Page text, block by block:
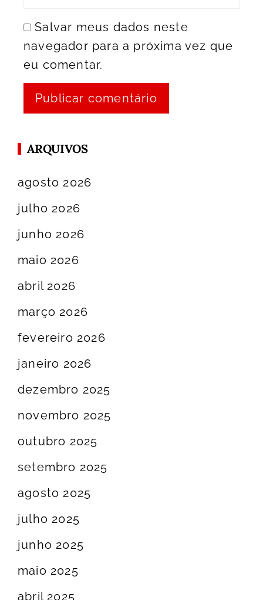
Salvar meus dados neste
navegador para a próxima vez que
eu comentar.
ARQUIVOS
agosto 2026
julho 2026
junho 2026
maio 2026
abril 2026
março 2026
fevereiro 2026
janeiro 2026
dezembro 2025
novembro 2025
outubro 2025
setembro 2025
agosto 2025
julho 2025
junho 2025
maio 2025
abril 2025